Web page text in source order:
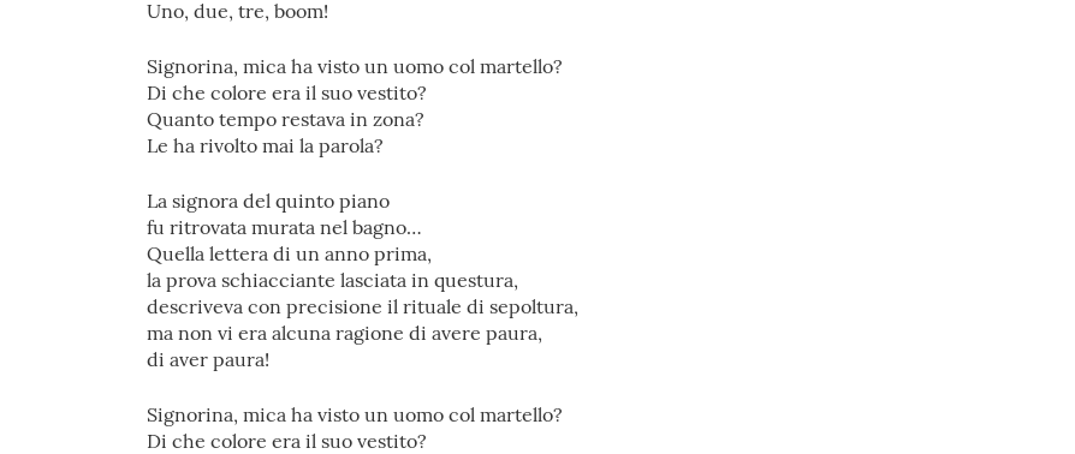
Uno, due, tre, boom!
Signorina, mica ha visto un uomo col martello?
Di che colore era il suo vestito?
Quanto tempo restava in zona?
Le ha rivolto mai la parola?
La signora del quinto piano
fu ritrovata murata nel bagno…
Quella lettera di un anno prima,
la prova schiacciante lasciata in questura,
descriveva con precisione il rituale di sepoltura,
ma non vi era alcuna ragione di avere paura,
di aver paura!
Signorina, mica ha visto un uomo col martello?
Di che colore era il suo vestito?